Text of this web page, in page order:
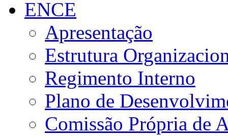
ENCE
Apresentação
Estrutura
Regimento Interno
Plano de
Comissão Própria de